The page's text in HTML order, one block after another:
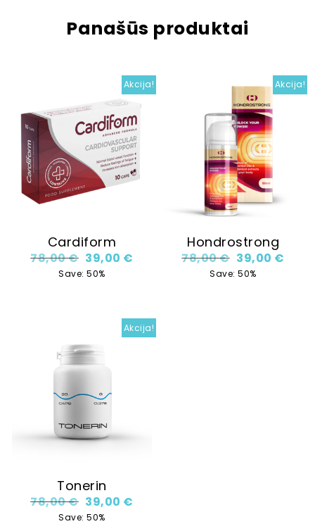
Panašūs produktai
Akcija!
Cardiform
78,00€ Original price was: 78,00 €.
39,00 € Current price is: 39,00 €.
Save: 50%
Akcija!
Hondrostrong
78,00€ Original
39,00 €
Save: 50%
Akcija!
Tonerin
78,00€ Original price was: 78,00 €.
39,00 €
Save: 50%